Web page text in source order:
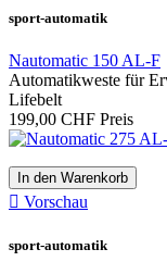
more... less
Prices drop
Prices drop
more... less
View products72
sport-automatik
Nautomatic 150 AL-F
Automatikweste für
Lifebelt
199,00 CHF Preis
In den Warenkorb
 Vorschau
sport-automatik